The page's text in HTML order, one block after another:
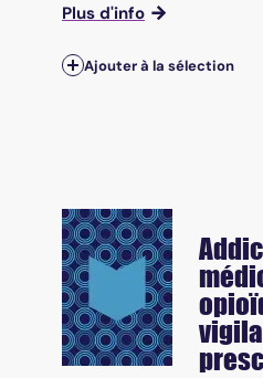
Plus d'info
Ajouter à la sélection